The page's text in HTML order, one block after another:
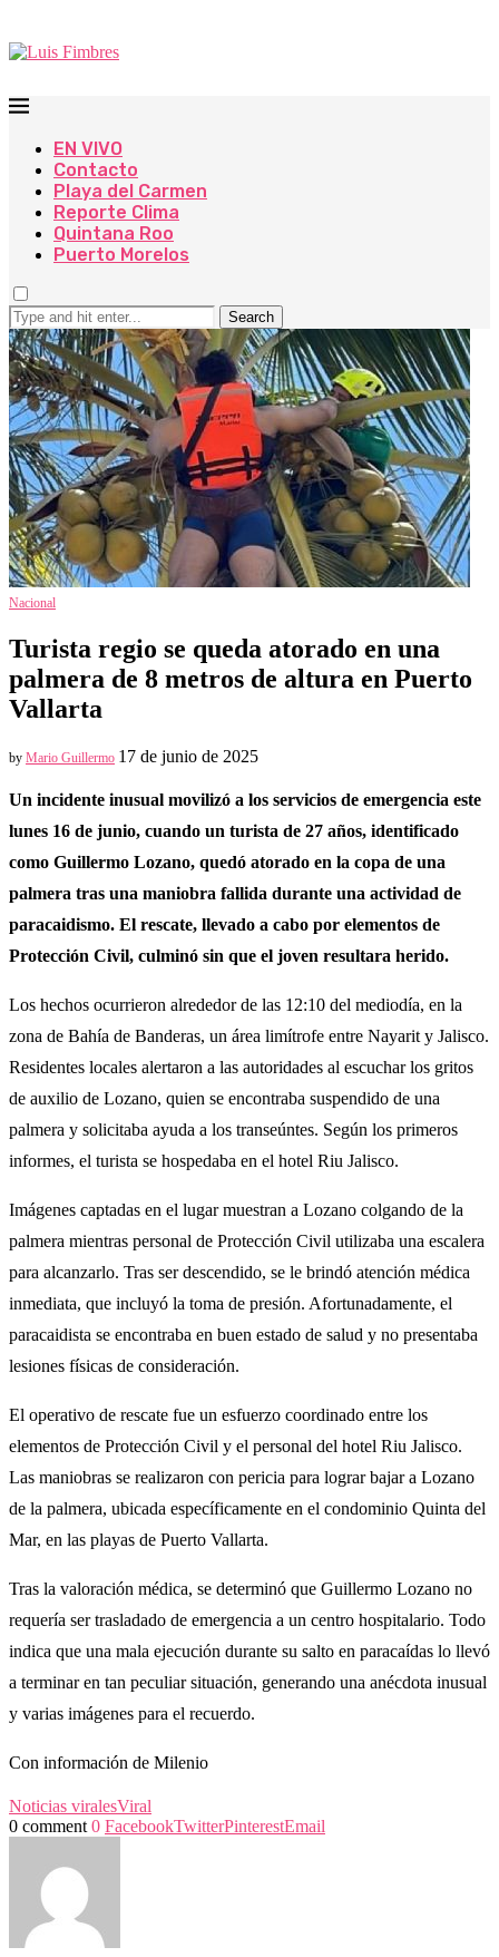
EN VIVO
Contacto
Playa del Carmen
Reporte Clima
Quintana Roo
Puerto Morelos
Search
Nacional
Turista regio se queda atorado en una
palmera de 8 metros de altura en Puerto
Vallarta
by Mario Guillermo 17 de junio de 2025
Un incidente inusual movilizó a los servicios de emergencia este
lunes 16 de junio, cuando un turista de 27 años, identificado
como Guillermo Lozano, quedó atorado en la copa de una
palmera tras una maniobra fallida durante una actividad de
paracaidismo. El rescate, llevado a cabo por elementos de
Protección Civil, culminó sin que el joven resultara herido.
Los hechos ocurrieron alrededor de las 12:10 del mediodía, en la
zona de Bahía de Banderas, un área limítrofe entre Nayarit y Jalisco.
Residentes locales alertaron a las autoridades al escuchar los gritos
de auxilio de Lozano, quien se encontraba suspendido de una
palmera y solicitaba ayuda a los transeúntes. Según los primeros
informes, el turista se hospedaba en el hotel Riu Jalisco.
Imágenes captadas en el lugar muestran a Lozano colgando de la
palmera mientras personal de Protección Civil utilizaba una escalera
para alcanzarlo. Tras ser descendido, se le brindó atención médica
inmediata, que incluyó la toma de presión. Afortunadamente, el
paracaidista se encontraba en buen estado de salud y no presentaba
lesiones físicas de consideración.
El operativo de rescate fue un esfuerzo coordinado entre los
elementos de Protección Civil y el personal del hotel Riu Jalisco.
Las maniobras se realizaron con pericia para lograr bajar a Lozano
de la palmera, ubicada específicamente en el condominio Quinta del
Mar, en las playas de Puerto Vallarta.
Tras la valoración médica, se determinó que Guillermo Lozano no
requería ser trasladado de emergencia a un centro hospitalario. Todo
indica que una mala ejecución durante su salto en paracaídas lo llevó
a terminar en tan peculiar situación, generando una anécdota inusual
y varias imágenes para el recuerdo.
Con información de Milenio
Noticias viralesViral
0 comment 0 FacebookTwitterPinterestEmail